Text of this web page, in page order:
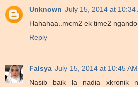
Unknown July 15, 2014 at 10:34
Hahahaa..mcm2 ek time2
Reply
Falsya July 15, 2014 at 10:45 AM
Nasib baik la nadia xkronik